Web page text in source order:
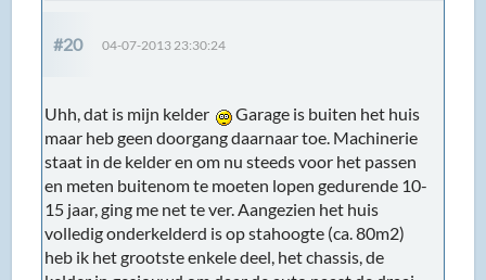
#20 04-07-2013 23:30:24
Uhh, dat is mijn kelder
Garage is buiten het huis
maar heb geen doorgang daarnaar toe. Machinerie
staat in de kelder en om nu steeds voor het passen
en meten buitenom te moeten lopen gedurende 10-
15 jaar, ging me net te ver. Aangezien het huis
volledig onderkelderd is op stahoogte (ca. 80m2)
heb ik het grootste enkele deel, het chassis, de